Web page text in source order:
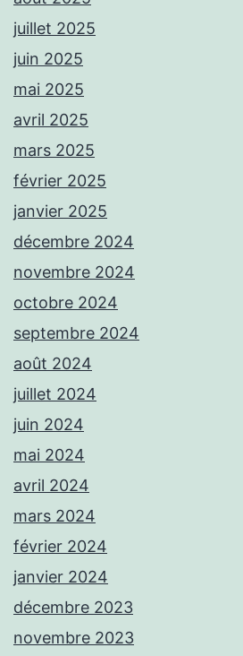
juillet 2025
juin 2025
mai 2025
avril 2025
mars 2025
février 2025
janvier 2025
décembre 2024
novembre 2024
octobre 2024
septembre 2024
août 2024
juillet 2024
juin 2024
mai 2024
avril 2024
mars 2024
février 2024
janvier 2024
décembre 2023
novembre 2023